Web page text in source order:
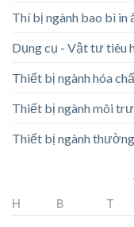
Thí bị ngành bao bì in
Dụng cụ - Vật tư tiêu
Thiết bị ngành hóa
Thiết bị ngành môi
Thiết bị ngành
H B T